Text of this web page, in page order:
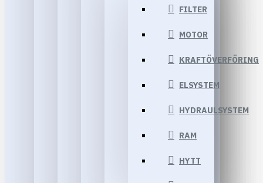
FILTER
MOTOR
KRAFTÖVERFÖRING
ELSYSTEM
HYDRAULSYSTEM
RAM
HYTT